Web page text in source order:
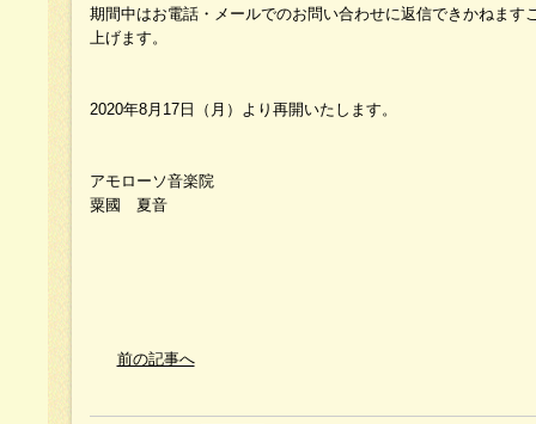
期間中はお電話・メールでのお問い合わせに返信できかねます
上げます。
2020年8月17日（月）より再開いたします。
アモローソ音楽院
粟國 夏音
前の記事へ